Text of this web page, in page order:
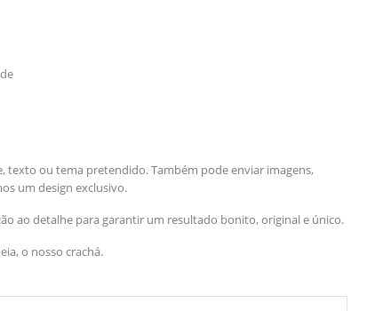
texto ou tema pretendido. Também pode enviar imagens,
um design exclusivo.
ao detalhe para garantir um resultado bonito, original e único.
o nosso crachá.